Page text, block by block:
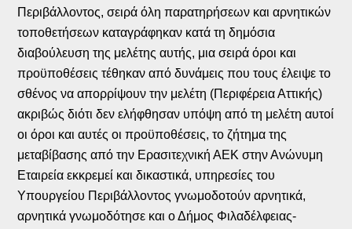
Περιβάλλοντος, σειρά όλη παρατηρήσεων και αρνητικών
τοποθετήσεων καταγράφηκαν κατά τη δημόσια
διαβούλευση της μελέτης αυτής, μια σειρά όροι και
προϋποθέσεις τέθηκαν από δυνάμεις που τους έλειψε το
σθένος να απορρίψουν την μελέτη (Περιφέρεια Αττικής)
ακριβώς διότι δεν ελήφθησαν υπόψη από τη μελέτη αυτοί
οι όροι και αυτές οι προϋποθέσεις, το ζήτημα της
μεταβίβασης από την Ερασιτεχνική ΑΕΚ στην Ανώνυμη
Εταιρεία εκκρεμεί και δικαστικά, υπηρεσίες του
Υπουργείου Περιβάλλοντος γνωμοδοτούν αρνητικά,
αρνητικά γνωμοδότησε και ο Δήμος Φιλαδέλφειας-